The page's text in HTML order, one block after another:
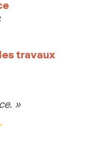
travaux
»